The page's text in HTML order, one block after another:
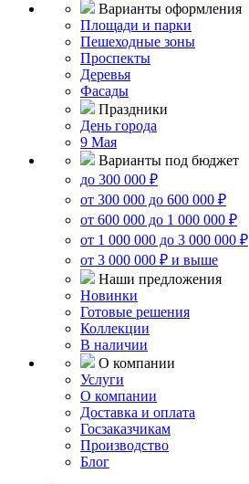
Варианты оформления
Площади и парки
Пешеходные зоны
Проспекты
Деревья
Фасады
Праздники
День города
9 Мая
Варианты под бюджет
до 300 000 ₽
от 300 000 до 600 000 ₽
от 600 000 до 1 000 000 ₽
от 1 000 000 до 3 000 000 ₽
от 3 000 000 ₽ и выше
Наши предложения
Новинки
Готовые решения
Коллекции
В наличии
О компании
Услуги
О компании
Доставка и оплата
Госзаказчикам
Производство
Блог